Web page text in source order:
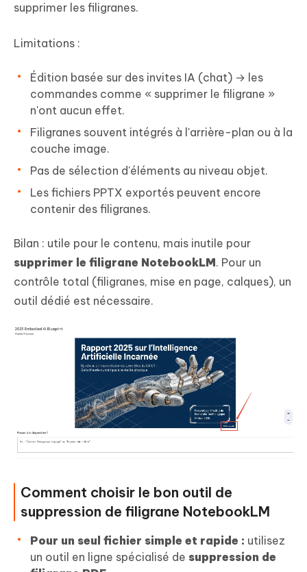
supprimer les filigranes.
Limitations :
Édition basée sur des invites IA (chat) → les
commandes comme « supprimer le filigrane »
n'ont aucun effet.
Filigranes souvent intégrés à l'arrière-plan ou à la
couche image.
Pas de sélection d'éléments au niveau objet.
Les fichiers PPTX exportés peuvent encore
contenir des filigranes.
Bilan : utile pour le contenu, mais inutile pour
supprimer le filigrane NotebookLM. Pour un
contrôle total (filigranes, mise en page, calques), un
outil dédié est nécessaire.
Comment choisir le bon outil de
suppression de filigrane NotebookLM
Pour un seul fichier simple et rapide : utilisez
un outil en ligne spécialisé de suppression de